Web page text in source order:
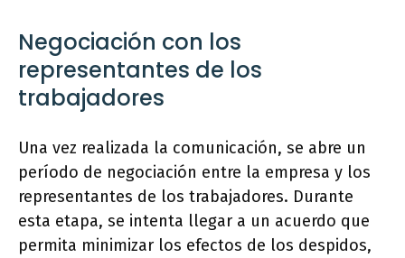
Negociación con los
representantes de los
trabajadores
Una vez realizada la comunicación, se abre un
período de negociación entre la empresa y los
representantes de los trabajadores. Durante
esta etapa, se intenta llegar a un acuerdo que
permita minimizar los efectos de los despidos,